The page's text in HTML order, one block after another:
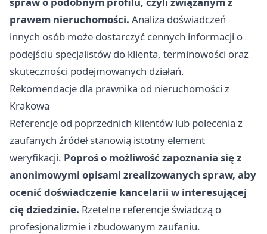
prawem nieruchomości. Analiza doświadczeń
innych osób może dostarczyć cennych informacji o
podejściu specjalistów do klienta, terminowości oraz
skuteczności podejmowanych działań.
Rekomendacje dla prawnika od nieruchomości z
Krakowa
Referencje od poprzednich klientów lub polecenia z
zaufanych źródeł stanowią istotny element
weryfikacji. Poproś o możliwość zapoznania się z
anonimowymi opisami zrealizowanych spraw, aby
ocenić doświadczenie kancelarii w interesującej
cię dziedzinie. Rzetelne referencje świadczą o
profesjonalizmie i zbudowanym zaufaniu.